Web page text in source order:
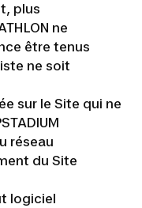
plus
ne
être tenus
ne soit
sur le Site qui ne
réseau
du Site
logiciel